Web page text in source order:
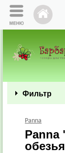
Фильтр
Panna
Panna